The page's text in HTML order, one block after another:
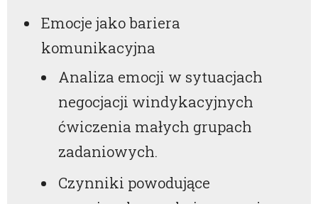
Emocje jako bariera
komunikacyjna
Analiza emocji w sytuacjach
negocjacji windykacyjnych
ćwiczenia małych grupach
zadaniowych.
Czynniki powodujące